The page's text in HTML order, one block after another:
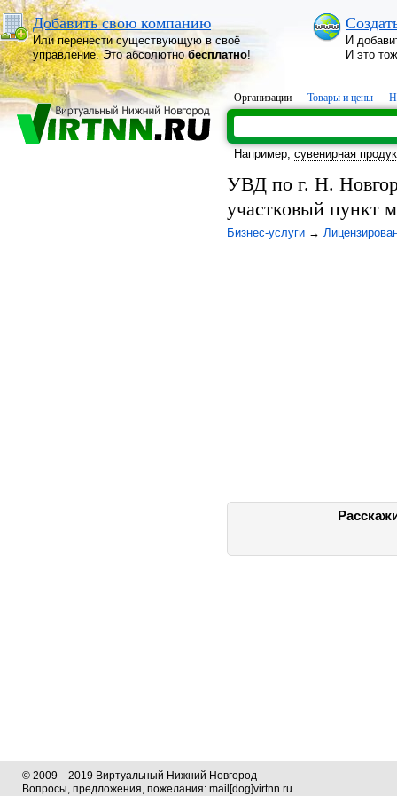
Добавить свою компанию
Или перенести существующую в своё
управление. Это абсолютнобесплатно!
И
И это
Организации Товары и цены
Например, сувенирная
УВД по г. Н.
участковый пункт
Бизнес-услуги →
© 2009—2019 Виртуальный Нижний Новгород
Вопросы, предложения, пожелания: mail[dog]virtnn.ru